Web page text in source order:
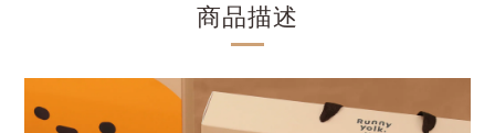
商品描述